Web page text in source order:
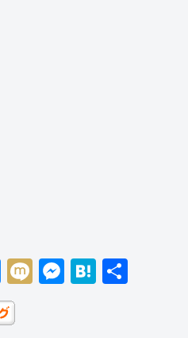
Bl
u
e
M
M
H